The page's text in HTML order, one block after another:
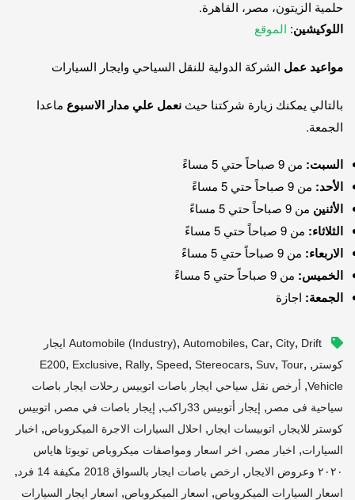
حلمية الزيتون، مصر، القاهرة.
اللوكيشين: الموقع
مواعيد عمل الشركة الدولية للنقل السياحي وايجار السيارات
بالتالي يمكنك زيارة شركتنا حيث نعمل علي مدار الاسبوع ماعدا
الجمعة.
السبت: من 9 صباحاً حتي 5 مساءً
الأحد: من 9 صباحاً حتي 5 مساءً
الأثنين من 9 صباحاً حتي 5 مساءً
الثلاثاء: من 9 صباحاً حتي 5 مساءً
الاربعاء: من 9 صباحاً حتي 5 مساءً
الخميس: من 9 صباحاً حتي 5 مساءً
الجمعة: اجازة
Automobile (industry), Automobiles, Car, City,
Drift ايجار
كوستر ,
E200, Exclusive, Rally, Speed, Stereocars, Suv, Tour,
Vehicle
, أرخص نقل سياحي ايجار باصات اتوبيس رحلات ايجار باصات
سياحية فى مصر , إيجار أتوبيس 33راكب , إيجار باصات في مصر , اتوبيس
كوستر للايجار , اتوبيسات ايجار , احلال السيارات الاجرة الميكروباص, اخبار
السيارات, اخبار مصر , اخر اسعار ومواصفات ميكروباص تويوتا هاياس
٢٠٢٠ وعروض الايجار
, ارخص باصات ايجار بالسواق 2018 مكيفة 14 فرد ,
اسعار السيارات الميكروباص, اسعار الميكروباص, اسعار ايجار السيارات